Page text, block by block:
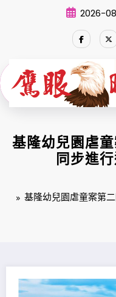
2026-
基隆幼兒園虐
同步進
基隆幼兒園虐童案第